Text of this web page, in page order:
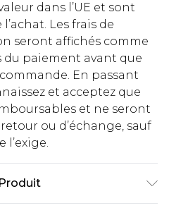
dans l’UE et sont
Les frais de
seront affichés comme
paiement avant que
En passant
et acceptez que
et ne seront
ou d’échange, sauf
l’exige.